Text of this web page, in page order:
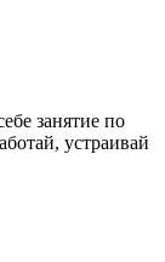
занятие по
устраивай